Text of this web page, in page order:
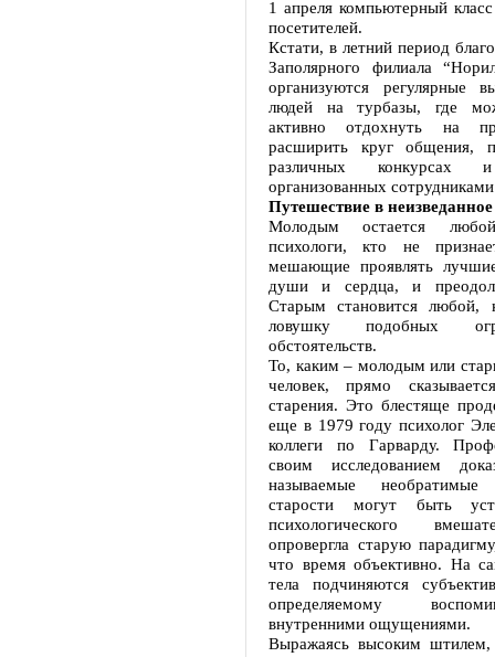
1 апреля компьютерный
посетителей.
Кстати, в летний период
Заполярного филиала
организуются регулярные
людей на турбазы, где
активно отдохнуть на
расширить круг общения,
различных конкурсах
организованных
Путешествие в неизведанное
Молодым остается
психологи, кто не
мешающие проявлять
души и сердца, и
Старым становится любой,
ловушку подобных
обстоятельств.
То, каким – молодым или
человек, прямо
старения. Это блестяще
еще в 1979 году психолог
коллеги по Гарварду.
своим исследованием
называемые
старости могут быть
психологического
опровергла старую
что время объективно. На
тела подчиняются
определяемому
внутренними ощущениями.
Выражаясь высоким штилем,